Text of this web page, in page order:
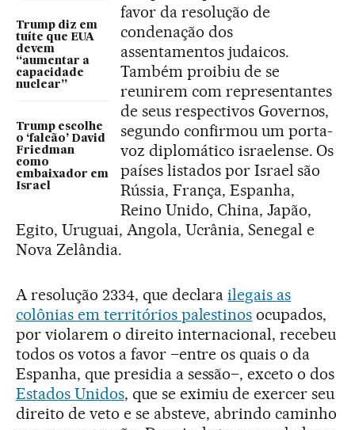
Trump diz em
tuíte que EUA
devem
“aumentar a
capacidade
nuclear”
Trump escolhe
o ‘falcão’ David
Friedman
como
embaixador em
Israel
favor da resolução de
condenação dos
assentamentos judaicos.
Também proibiu de se
reunirem com representantes
de seus respectivos Governos,
segundo confirmou um porta-
voz diplomático israelense. Os
países listados por Israel são
Rússia, França, Espanha,
Reino Unido, China, Japão,
Egito, Uruguai, Angola, Ucrânia, Senegal e
Nova Zelândia.
A resolução 2334, que declarailegais as
colônias em territórios palestinos ocupados,
por violarem o direito internacional, recebeu
todos os votos a favor –entre os quais o da
Espanha, que presidia a sessão–, exceto o dos
Estados Unidos, que se eximiu de exercer seu
direito de veto e se absteve, abrindo caminho